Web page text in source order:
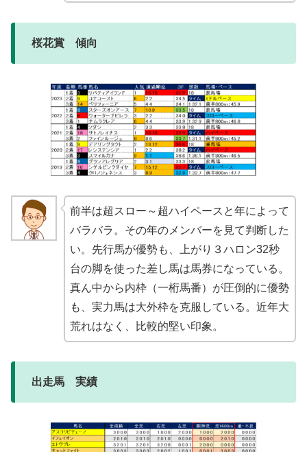
桜花賞 傾向
前半は超スロー～超ハイペースと年によって
バラバラ。その年のメンバーを見て判断した
い。先行馬が優勢も、上がり３ハロン32秒
台の脚を使った差し馬は馬券になっている。
真ん中から内枠（一桁馬番）が圧倒的に優勢
も、実力馬は大外枠を克服している。近年大
荒れはなく、比較的堅い印象。
出走馬 実績